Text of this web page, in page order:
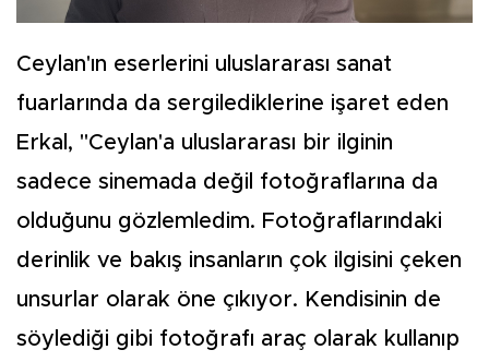
Ceylan'ın eserlerini uluslararası sanat
fuarlarında da sergilediklerine işaret eden
Erkal, "Ceylan'a uluslararası bir ilginin
sadece sinemada değil fotoğraflarına da
olduğunu gözlemledim. Fotoğraflarındaki
derinlik ve bakış insanların çok ilgisini çeken
unsurlar olarak öne çıkıyor. Kendisinin de
söylediği gibi fotoğrafı araç olarak kullanıp